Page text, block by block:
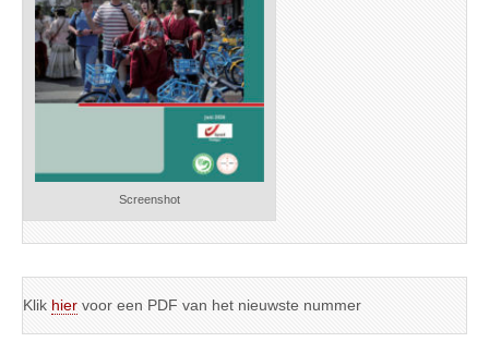
Screenshot
Klik hier voor een PDF van het nieuwste nummer